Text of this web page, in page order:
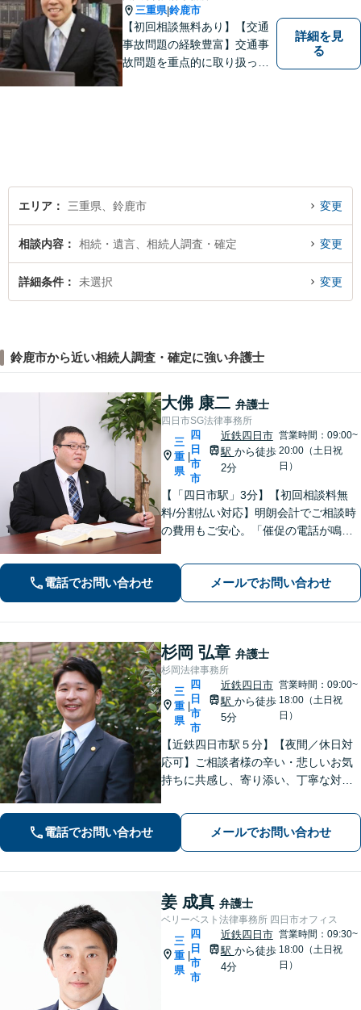
三重県|鈴鹿市
【初回相談無料あり】【交通
事故問題の経験豊富】交通事
故問題を重点的に取り扱って
詳細を見
る
エリア 三重県、鈴鹿市 変更
相談内容 相続・遺言、相続人調査・確定 変更
詳細条件 未選択 変更
鈴鹿市から近い相続人調査・確定に強い弁護士
大佛 康二 弁護士
四日市SG法律事務所
三
重
県
四
日
市
市
近鉄四日市
駅 から徒歩
2分
営業時間：09:00~
20:00（土日祝
日）
【「四日市駅」3分】【初回相談料無
料/分割払い対応】明朗会計でご相談時
の費用もご安心。「催促の電話が鳴り
た」に対応できます。自己破産や任意
整理、個人再生など幅広い解決方法を
提示【完全個室で安心】
電話でお問い合わせ メールでお問い合わせ
杉岡 弘章 弁護士
杉岡法律事務所
三
重
県
四
日
市
市
近鉄四日市
駅 から徒歩
5分
営業時間：09:00~
18:00（土日祝
日）
【近鉄四日市駅５分】【夜間／休日対
応可】ご相談者様の辛い・悲しいお気
持ちに共感し、寄り添い、丁寧な対応
相続／刑事事件など、幅広く対応【地
域に根ざした弁護士】お気軽にお問い
合わせください。
電話でお問い合わせ メールでお問い合わせ
姜 成真 弁護士
ベリーベスト法律事務所 四日市オフィス
三
重
県
四
日
市
市
近鉄四日市
駅 から徒歩
4分
営業時間：09:30~
18:00（土日祝
日）